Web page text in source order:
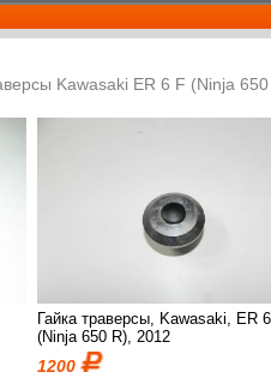
Kawasaki ER 6 F (Ninja
ПРОДАНО
Гайка траверсы, Kawasaki, ER
(Ninja 650 R), 2012
1200